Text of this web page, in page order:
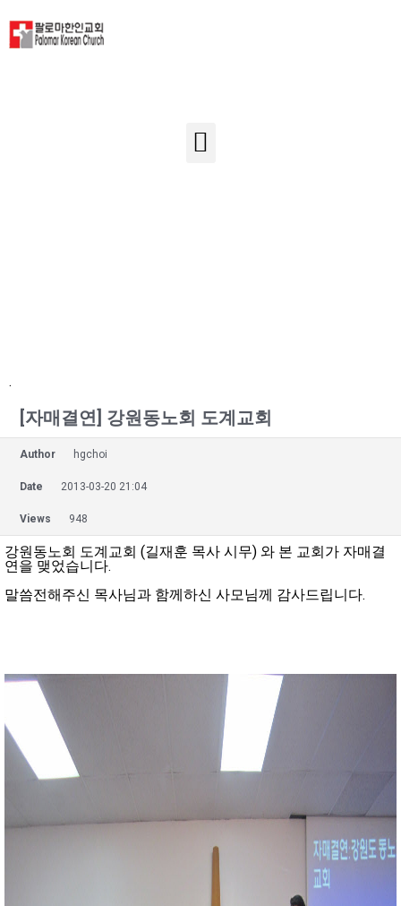
.
[자매결연] 강원동노회 도계교회
Author hgchoi
Date 2013-03-20 21:04
Views 948
강원동노회 도계교회 (길재훈 목사 시무) 와 본 교회가 자매결
연을 맺었습니다.
말씀전해주신 목사님과 함께하신 사모님께 감사드립니다.